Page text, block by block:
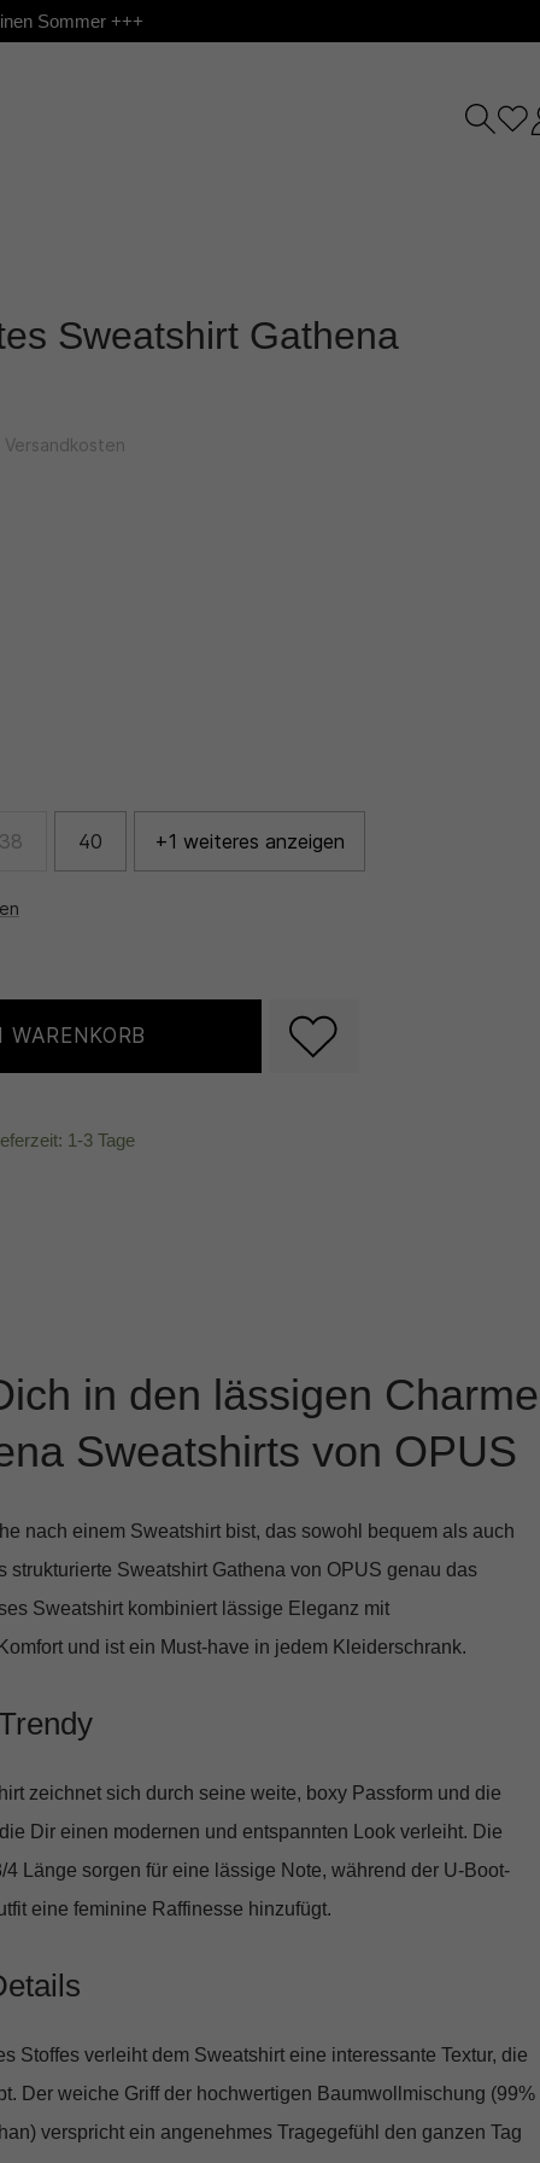
Sommer +++
Sweatshirt Gathena
38 40 +1 weiteres anzeigen
WARENKORB
1-3 Tage
in den lässigen Charme
Sweatshirts von OPUS
nach einem Sweatshirt bist, das sowohl bequem als auch
strukturierte Sweatshirt Gathena von OPUS genau das
Sweatshirt kombiniert lässige Eleganz mit
und ist ein Must-have in jedem Kleiderschrank.
zeichnet sich durch seine weite, boxy Passformund die
Dir einen modernen und entspannten Look verleiht. Die
4 Länge sorgen für eine lässige Note, während der U-Boot-
eine feminine Raffinesse hinzufügt.
Stoffes verleiht dem Sweatshirt eine interessante Textur, die
Der weiche Griff der hochwertigen Baumwollmischung (99%
verspricht ein angenehmes Tragegefühl den ganzen Tag